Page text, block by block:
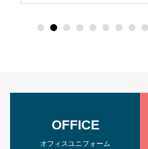
OFFICE
オフィスユニフォーム